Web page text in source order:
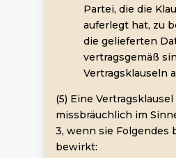
Partei, die die
auferlegt hat, zu
die gelieferten
vertragsgemäß
Vertragsklauseln
(5) Eine
missbräuchlich im
3, wenn sie Folgendes
bewirkt: